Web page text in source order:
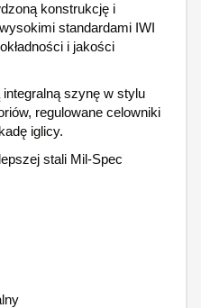
konstrukcję i
standardami IWI
i jakości
szynę w stylu
regulowane celowniki
iglicy.
stali Mil-Spec